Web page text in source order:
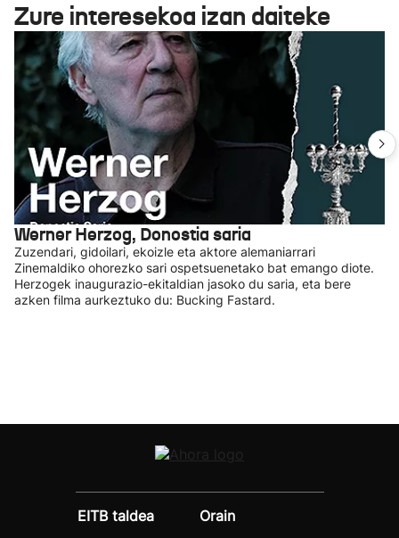
Zure interesekoa izan daiteke
Werner Herzog, Donostia saria
Zuzendari, gidoilari, ekoizle eta aktore alemaniarrari
Zinemaldiko ohorezko sari ospetsuenetako bat emango diote.
Herzogek inaugurazio-ekitaldian jasoko du saria, eta bere
azken filma aurkeztuko du: Bucking Fastard.
EITB taldea
Orain